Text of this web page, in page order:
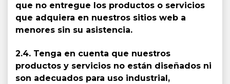
que no entregue los productos o servicios
que adquiera en nuestros sitios web a
menores sin su asistencia.
2.4. Tenga en cuenta que nuestros
productos y servicios no están diseñados ni
son adecuados para uso industrial,